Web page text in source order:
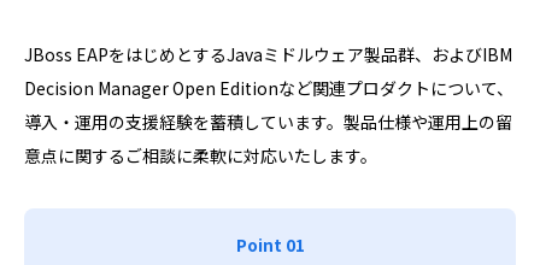
JBoss EAPをはじめとするJavaミドルウェア製品群、およびIBM
Decision Manager Open Editionなど関連プロダクトについて、
導入・運用の支援経験を蓄積しています。製品仕様や運用上の留
意点に関するご相談に柔軟に対応いたします。
Point 01